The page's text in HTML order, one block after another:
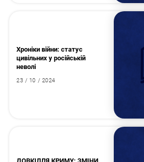
Хроніки війни: статус
цивільних у російській
неволі
23 / 10 / 2024